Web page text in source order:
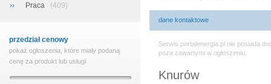
›› Praca (409)
przedział cenowy
pokaż ogłoszenia, które miały podaną
cenę za produkt lub usługi
dane kontaktowe
Serwis portalenergia.pl nie posiada
poza zawartymi w ogłoszeniu.
Knurów